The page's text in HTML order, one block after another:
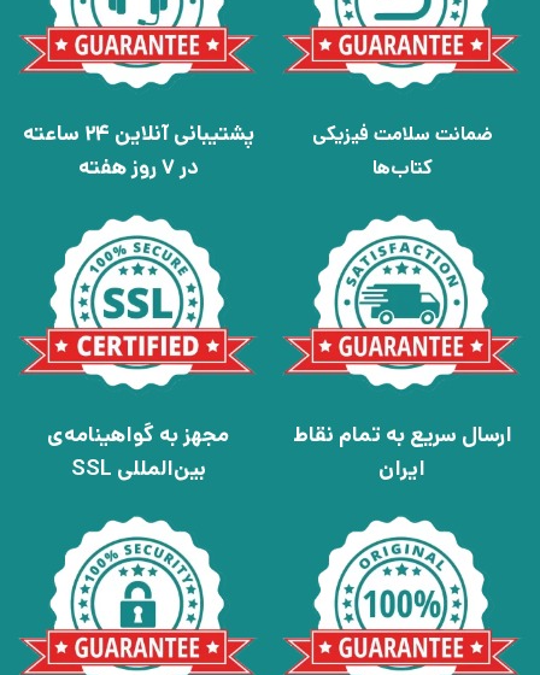
ضمانت سلامت فیزیکی
کتاب‌ها
پشتیبانی آنلاین 24 ساعته
در 7 روز هفته
ارسال سریع به تمام نقاط
ایران
مجهز به گواهینامه‌ی
بین‌المللی SSL